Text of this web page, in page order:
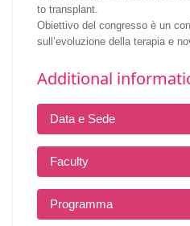
to transplant.
Obiettivo del congresso è un
sull’evoluzione della terapia e
Additional
Data e Sede
Faculty
Programma